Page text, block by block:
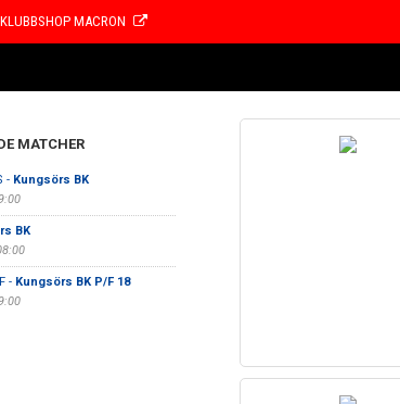
KLUBBSHOP MACRON
MATCHER
- Kungsörs BK
BK
- Kungsörs BK P/F 18